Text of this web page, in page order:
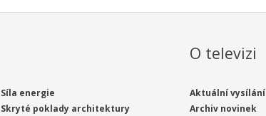
Síla energie
Skryté poklady architektury
O televizi
Aktuální vysílání
Archiv novinek